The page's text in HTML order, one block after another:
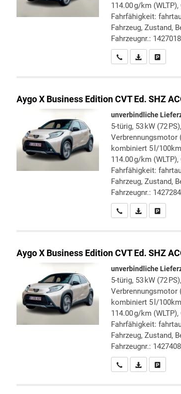
114.00 g/km
Fahrfähigkeit:
Fahrzeug, Zustand,
Fahrzeugnr.: 1427018
Wir rufen Sie an
PDF-Datei,
Aygo X Business Edition CVT Ed. SHZ
unverbindliche
5-türig, 53 kW (72
Verbrennungsmotor
kombiniert 5 l/
114.00 g/km
Fahrfähigkeit:
Fahrzeug, Zustand,
Fahrzeugnr.: 1427284
Wir rufen Sie an
PDF-Datei,
Aygo X Business Edition CVT Ed. SHZ
unverbindliche
5-türig, 53 kW (72
Verbrennungsmotor
kombiniert 5 l/
114.00 g/km
Fahrfähigkeit:
Fahrzeug, Zustand,
Fahrzeugnr.: 1427408
Wir rufen Sie an
PDF-Datei,